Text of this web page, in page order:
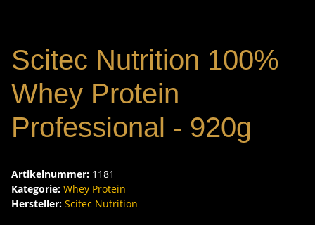
Scitec Nutrition 100%
Whey Protein
Professional - 920g
Artikelnummer: 1181
Kategorie: Whey Protein
Hersteller: Scitec Nutrition